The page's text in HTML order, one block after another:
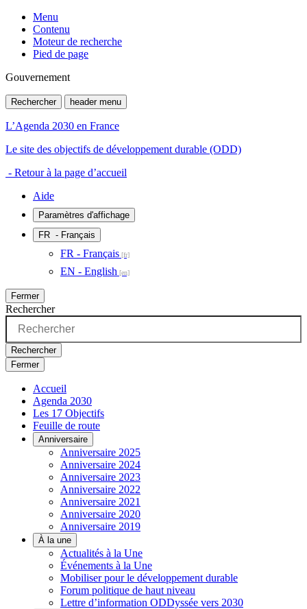
Menu
Contenu
Moteur de recherche
Pied de page
Gouvernement
Rechercher header menu
L’Agenda 2030 en France
Le site des objectifs de développement durable (ODD)
- Retour à la page d’accueil
Aide
Paramètres d'affichage
FR - Français
FR - Français
EN - English
Fermer
Rechercher
Rechercher
Fermer
Accueil
Agenda 2030
Les 17 Objectifs
Feuille de route
Anniversaire
Anniversaire 2025
Anniversaire 2024
Anniversaire 2023
Anniversaire 2022
Anniversaire 2021
Anniversaire 2020
Anniversaire 2019
À la une
Actualités à la Une
Événements à la Une
Mobiliser pour le développement durable
Forum politique de haut niveau
Lettre d’information ODDyssée vers 2030